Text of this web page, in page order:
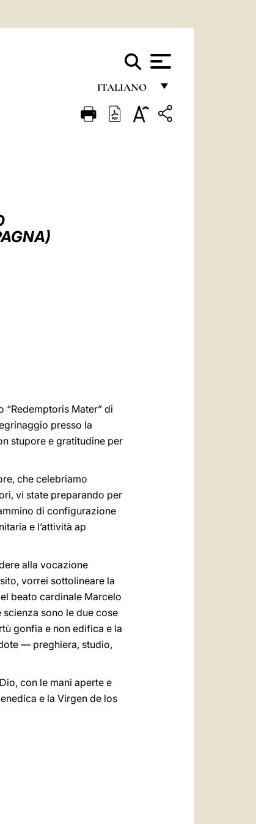
ITALIANO
FRANÇAIS
Mater” di
presso la
stupore e gratitudine per
che celebriamo
vi state preparando per
di configurazione
e l’attività ap
alla vocazione
vorrei sottolineare la
beato cardinale Marcelo
sono le due cose
gonfia e non edifica e la
— preghiera, studio,
con le mani aperte e
e la Virgen de los